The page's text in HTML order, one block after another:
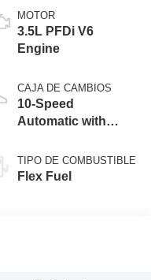
MOTOR
3.5L PFDi V6
Engine
CAJA DE CAMBIOS
10-Speed
Automatic with
TIPO DE COMBUSTIBLE
Flex Fuel